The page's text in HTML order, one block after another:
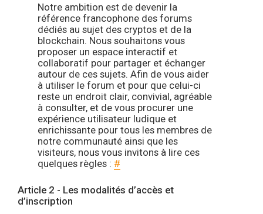
Notre ambition est de devenir la
référence francophone des forums
dédiés au sujet des cryptos et de la
blockchain. Nous souhaitons vous
proposer un espace interactif et
collaboratif pour partager et échanger
autour de ces sujets. Afin de vous aider
à utiliser le forum et pour que celui-ci
reste un endroit clair, convivial, agréable
à consulter, et de vous procurer une
expérience utilisateur ludique et
enrichissante pour tous les membres de
notre communauté ainsi que les
visiteurs, nous vous invitons à lire ces
quelques règles : #
Article 2 - Les modalités d’accès et
d’inscription